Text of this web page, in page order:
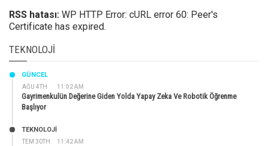
RSS hatası: WP HTTP Error: cURL error 60: Peer's
Certificate has expired.
TEKNOLOJI
AĞU 4TH 11:02 AM
GÜNCEL
Gayrimenkulün Değerine Giden Yolda Yapay Zeka Ve Robotik Öğrenme
Başlıyor
TEM 30TH 11:42 AM
TEKNOLOJİ